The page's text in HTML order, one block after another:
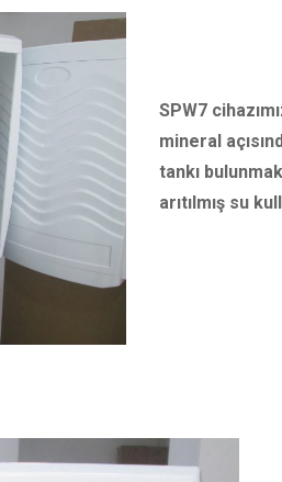
SPW7
mineral
tankı
arıtılmış su